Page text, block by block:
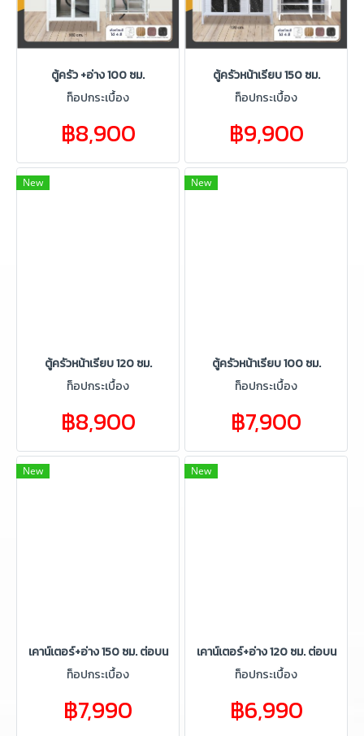
ตู้ครัว +อ่าง 100 ซม.
ท็อปกระเบื้อง
฿8,900
ตู้ครัวหน้าเรียบ 150 ซม.
ท็อปกระเบื้อง
฿9,900
New
ตู้ครัวหน้าเรียบ 120 ซม.
ท็อปกระเบื้อง
฿8,900
New
ตู้ครัวหน้าเรียบ 100 ซม.
ท็อปกระเบื้อง
฿7,900
New
เคาน์เตอร์+อ่าง 150 ซม. ต่อบน
ท็อปกระเบื้อง
฿7,990
New
เคาน์เตอร์+อ่าง 120 ซม. ต่อบน
ท็อปกระเบื้อง
฿6,990